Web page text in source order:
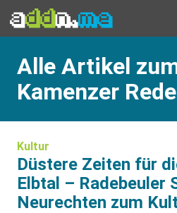
Alle Artikel
Kamenzer Rede
Kultur
Düstere Zeiten für
Elbtal – Radebeuler
Neurechten zum